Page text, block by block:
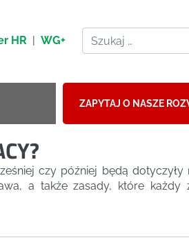
HR | WG+
ZAPYTAJ O NASZE
czy później będą dotyczyły
a także zasady, które każdy